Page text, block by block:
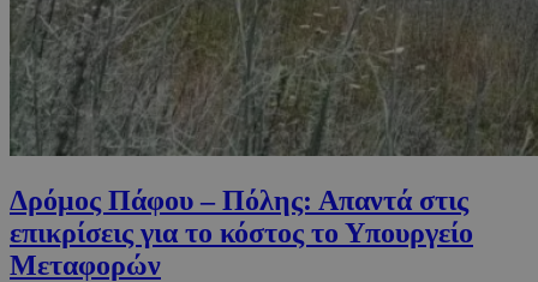
Δρόμος Πάφου – Πόλης: Απαντά στις
επικρίσεις για το κόστος το Υπουργείο
Μεταφορών